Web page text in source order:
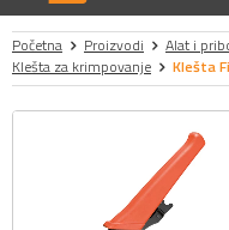
Početna Proizvodi Alat i
Klešta za krimpovanje
Klešta